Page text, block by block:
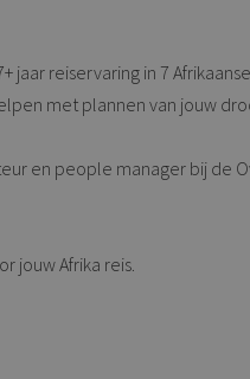
jaar reiservaring in 7
met plannen van jouw
en people manager bij de
jouw Afrika reis.